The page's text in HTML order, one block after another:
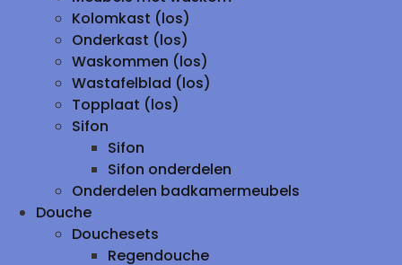
Kolomkast (los)
Onderkast (los)
Waskommen (los)
Wastafelblad (los)
Topplaat (los)
Sifon
Sifon
Sifon onderdelen
Onderdelen badkamermeubels
Douche
Douchesets
Regendouche